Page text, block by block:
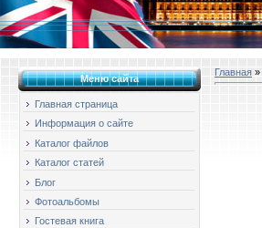
Меню сайта
Главная страница
Информация о сайте
Каталог файлов
Каталог статей
Блог
Фотоальбомы
Гостевая книга
Главная »